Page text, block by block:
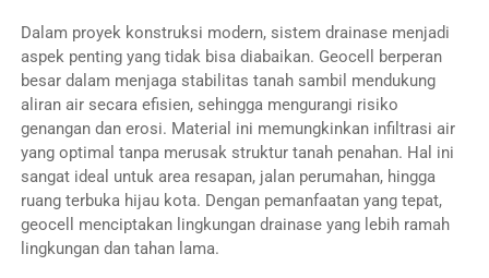
Dalam proyek konstruksi modern, sistem drainase menjadi
aspek penting yang tidak bisa diabaikan. Geocell berperan
besar dalam menjaga stabilitas tanah sambil mendukung
aliran air secara efisien, sehingga mengurangi risiko
genangan dan erosi. Material ini memungkinkan infiltrasi air
yang optimal tanpa merusak struktur tanah penahan. Hal ini
sangat ideal untuk area resapan, jalan perumahan, hingga
ruang terbuka hijau kota. Dengan pemanfaatan yang tepat,
geocell menciptakan lingkungan drainase yang lebih ramah
lingkungan dan tahan lama.